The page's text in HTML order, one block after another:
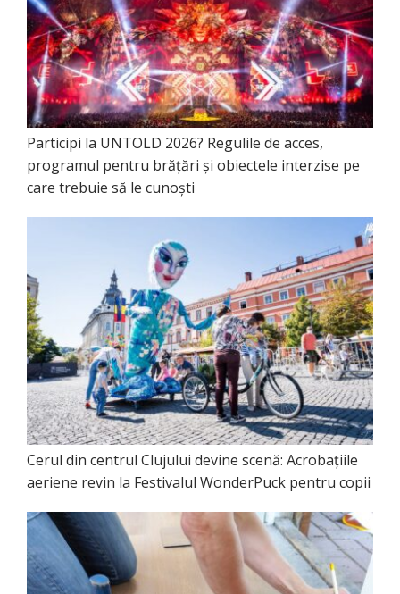
Participi la UNTOLD 2026? Regulile de acces,
programul pentru brățări și obiectele interzise pe
care trebuie să le cunoști
Cerul din centrul Clujului devine scenă: Acrobațiile
aeriene revin la Festivalul WonderPuck pentru copii